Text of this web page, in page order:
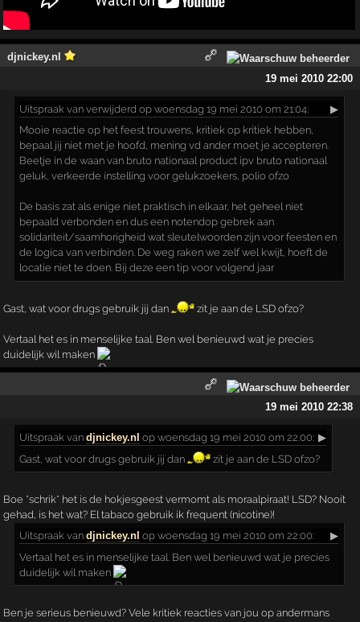
djnickey.nl
19 mei 2010 22:00
Uitspraak van verwijderd op woensdag 19 mei 2010 om 21:04:
▶
Mooie reactie op het feest trouwens, kritiek op kritiek hebben,
bepaal jij niet met je hoofd, mening vd ander moet je accepteren.
Beetje in de waan van bruto nationaal product ipv bruto nationaal
geluk, verkeerde instelling voor gelukzoekers, polio ofzo
De basis zat als enige niet praktisch in elkaar, het geheel niet
bepaald verbonden en dus een notendop gebrek aan
solidariteit/saamhorigheid wat sleutelwoorden zijn voor feesten en
de logica van verbinden. De weg raken we zelf wel kwijt, hoeft de
locatie niet te doen. Bij deze een tip voor volgend jaar
Gast, wat voor drugs gebruik jij dan zit je aan de LSD ofzo?
Vertaal het es in menselijke taal. Ben wel benieuwd wat je precies
duidelijk wil maken
19 mei 2010 22:38
Uitspraak vandjnickey.nl op woensdag 19 mei 2010 om 22:00: ▶
Gast, wat voor drugs gebruik jij dan
zit je aan de LSD ofzo?
Boe *schrik* het is de hokjesgeest vermomt als moraalpiraat! LSD? Nooit
gehad, is het wat? El tabaco gebruik ik frequent (nicotine)!
Uitspraak vandjnickey.nl op woensdag 19 mei 2010 om 22:00:
▶
Vertaal het es in menselijke taal. Ben wel benieuwd wat je precies
duidelijk wil maken
Ben je serieus benieuwd? Vele kritiek reacties van jou op andermans